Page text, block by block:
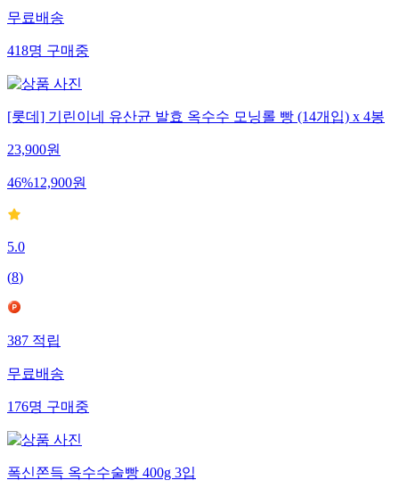
무료배송
418명구매중
[롯데] 기린이네 유산균 발효 옥수수 모닝롤 빵 (14개입) x 4봉
23,900원
46%12,900원
5.0
(8)
387적립
무료배송
176명구매중
폭신쫀득 옥수수술빵 400g 3입